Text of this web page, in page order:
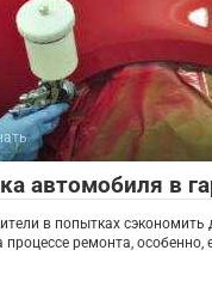
автомобиля в
в попытках сэкономить
процессе ремонта, особенно,